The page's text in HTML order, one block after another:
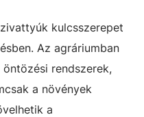
kulcsszerepet
Az agráriumban
rendszerek,
a növények
a